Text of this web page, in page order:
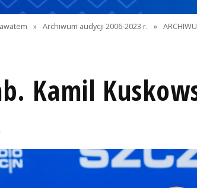
» Archiwum audycji 2006-2023 r. »
Kamil